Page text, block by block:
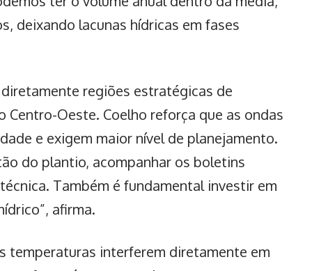
deixando lacunas hídricas em fases
regiões estratégicas de
Centro-Oeste. Coelho reforça que as ondas
e exigem maior nível de planejamento.
do plantio, acompanhar os boletins
Também é fundamental investir em
afirma.
temperaturas interferem diretamente em